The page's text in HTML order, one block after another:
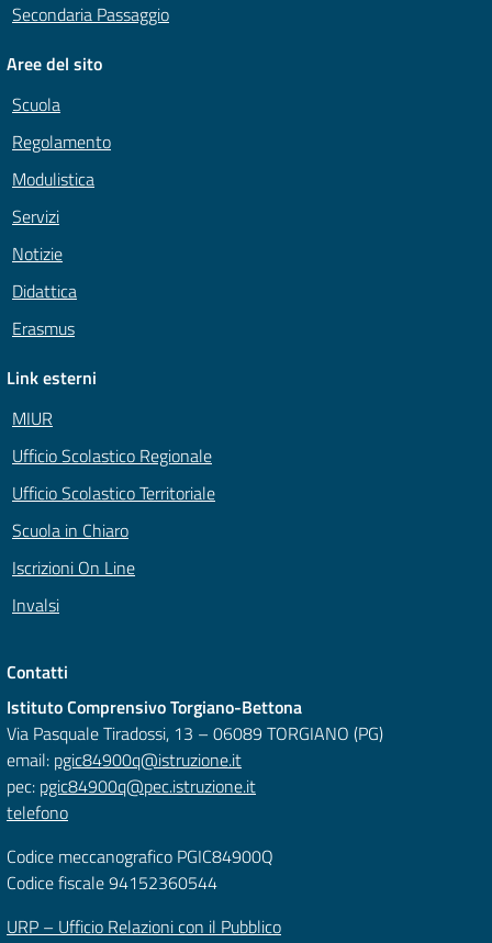
Secondaria Passaggio
Aree del sito
Scuola
Regolamento
Modulistica
Servizi
Notizie
Didattica
Erasmus
Link esterni
MIUR
Ufficio Scolastico Regionale
Ufficio Scolastico Territoriale
Scuola in Chiaro
Iscrizioni On Line
Invalsi
Contatti
Istituto Comprensivo Torgiano-Bettona
Via Pasquale Tiradossi, 13 – 06089 TORGIANO (PG)
email: pgic84900q@istruzione.it
pec: pgic84900q@pec.istruzione.it
telefono
Codice meccanografico PGIC84900Q
Codice fiscale 94152360544
URP – Ufficio Relazioni con il Pubblico